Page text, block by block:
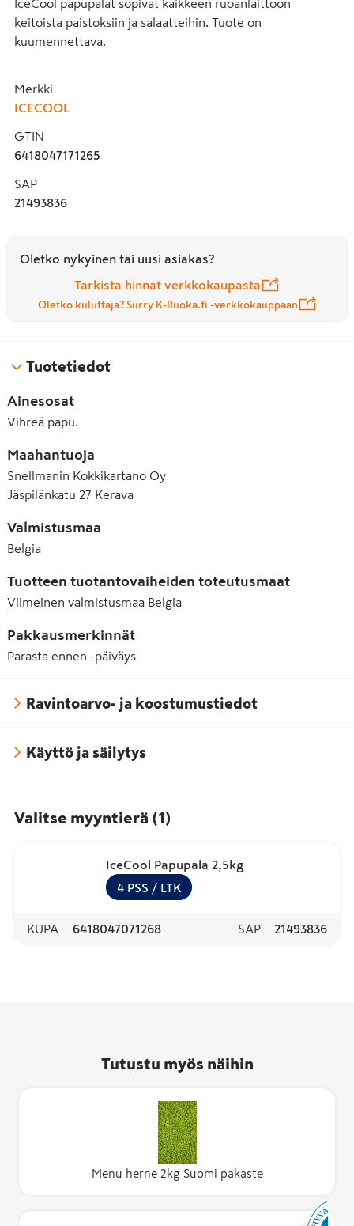
IceCool papupalat sopivat kaikkeen ruoanlaittoon
keitoista paistoksiin ja salaatteihin. Tuote on
kuumennettava.
Merkki
ICECOOL
GTIN
6418047171265
SAP
21493836
Oletko nykyinen tai uusi asiakas?
Tarkista hinnat verkkokaupasta
Oletko kuluttaja? Siirry K-Ruoka.fi -verkkokauppaan
Tuotetiedot
Ainesosat
Vihreä papu.
Maahantuoja
Snellmanin Kokkikartano Oy
Jäspilänkatu 27 Kerava
Valmistusmaa
Belgia
Tuotteen tuotantovaiheiden toteutusmaat
Viimeinen valmistusmaa Belgia
Pakkausmerkinnät
Parasta ennen -päiväys
Ravintoarvo- ja koostumustiedot
Käyttö ja säilytys
Valitse myyntierä (1 )
IceCool Papupala 2,5kg
4 PSS / LTK
KUPA 6418047071268 SAP 21493836
Tutustu myös näihin
Menu herne 2kg Suomi pakaste